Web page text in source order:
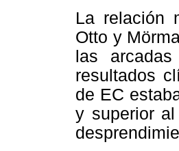
La relación
Otto y
las
resultados
de EC
y superior